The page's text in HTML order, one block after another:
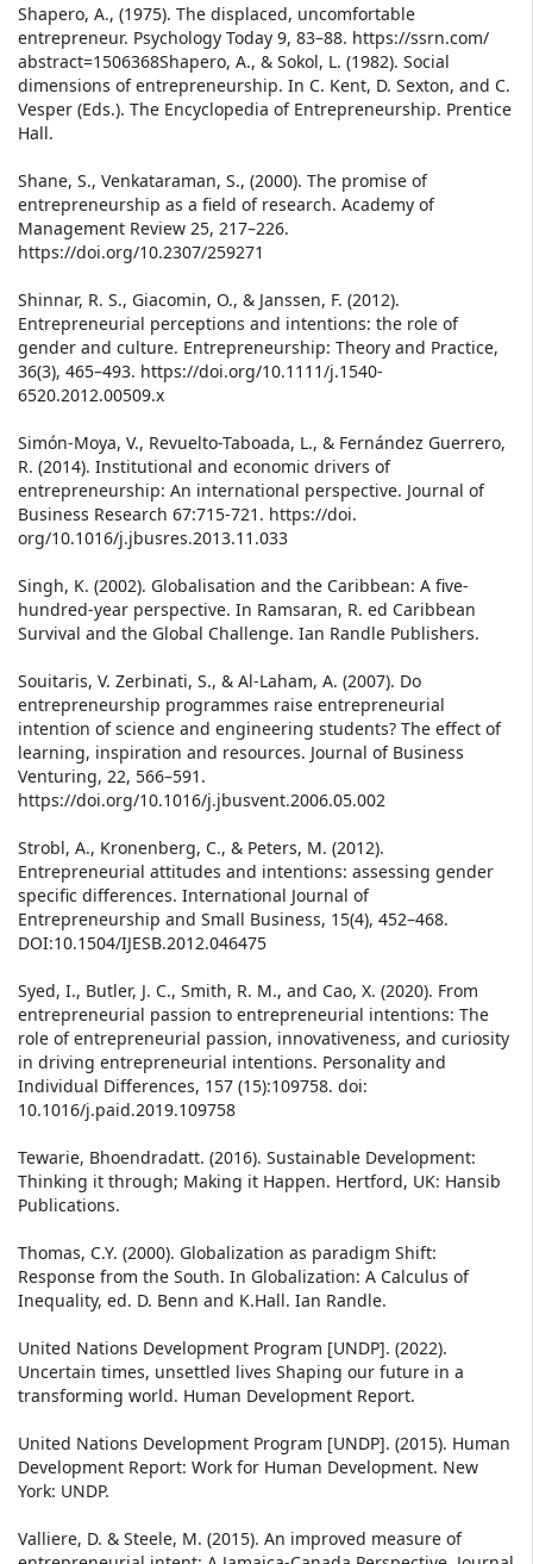
Shapero, A., (1975). The displaced, uncomfortable
entrepreneur. Psychology Today 9, 83–88. https://ssrn.com/
abstract=1506368Shapero, A., & Sokol, L. (1982). Social
dimensions of entrepreneurship. In C. Kent, D. Sexton, and C.
Vesper (Eds.). The Encyclopedia of Entrepreneurship. Prentice
Hall.
Shane, S., Venkataraman, S., (2000). The promise of
entrepreneurship as a field of research. Academy of
Management Review 25, 217–226.
https://doi.org/10.2307/259271
Shinnar, R. S., Giacomin, O., & Janssen, F. (2012).
Entrepreneurial perceptions and intentions: the role of
gender and culture. Entrepreneurship: Theory and Practice,
36(3), 465–493. https://doi.org/10.1111/j.1540-
6520.2012.00509.x
Simón-Moya, V., Revuelto-Taboada, L., & Fernández Guerrero,
R. (2014). Institutional and economic drivers of
entrepreneurship: An international perspective. Journal of
Business Research 67:715-721. https://doi.
org/10.1016/j.jbusres.2013.11.033
Singh, K. (2002). Globalisation and the Caribbean: A five-
hundred-year perspective. In Ramsaran, R. ed Caribbean
Survival and the Global Challenge. Ian Randle Publishers.
Souitaris, V. Zerbinati, S., & Al-Laham, A. (2007). Do
entrepreneurship programmes raise entrepreneurial
intention of science and engineering students? The effect of
learning, inspiration and resources. Journal of Business
Venturing, 22, 566–591.
https://doi.org/10.1016/j.jbusvent.2006.05.002
Strobl, A., Kronenberg, C., & Peters, M. (2012).
Entrepreneurial attitudes and intentions: assessing gender
specific differences. International Journal of
Entrepreneurship and Small Business, 15(4), 452–468.
DOI:10.1504/IJESB.2012.046475
Syed, I., Butler, J. C., Smith, R. M., and Cao, X. (2020). From
entrepreneurial passion to entrepreneurial intentions: The
role of entrepreneurial passion, innovativeness, and curiosity
in driving entrepreneurial intentions. Personality and
Individual Differences, 157 (15):109758. doi:
10.1016/j.paid.2019.109758
Tewarie, Bhoendradatt. (2016). Sustainable Development:
Thinking it through; Making it Happen. Hertford, UK: Hansib
Publications.
Thomas, C.Y. (2000). Globalization as paradigm Shift:
Response from the South. In Globalization: A Calculus of
Inequality, ed. D. Benn and K.Hall. Ian Randle.
United Nations Development Program [UNDP]. (2022).
Uncertain times, unsettled lives Shaping our future in a
transforming world. Human Development Report.
United Nations Development Program [UNDP]. (2015). Human
Development Report: Work for Human Development. New
York: UNDP.
Valliere, D. & Steele, M. (2015). An improved measure of